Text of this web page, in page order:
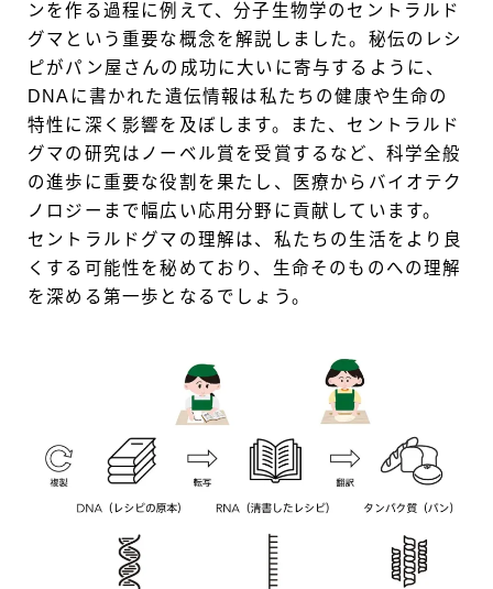
ンを作る過程に例えて、分子生物学のセントラルド
グマという重要な概念を解説しました。秘伝のレシ
ピがパン屋さんの成功に大いに寄与するように、
DNAに書かれた遺伝情報は私たちの健康や生命の
特性に深く影響を及ぼします。また、セントラルド
グマの研究はノーベル賞を受賞するなど、科学全般
の進歩に重要な役割を果たし、医療からバイオテク
ノロジーまで幅広い応用分野に貢献しています。
セントラルドグマの理解は、私たちの生活をより良
くする可能性を秘めており、生命そのものへの理解
を深める第一歩となるでしょう。